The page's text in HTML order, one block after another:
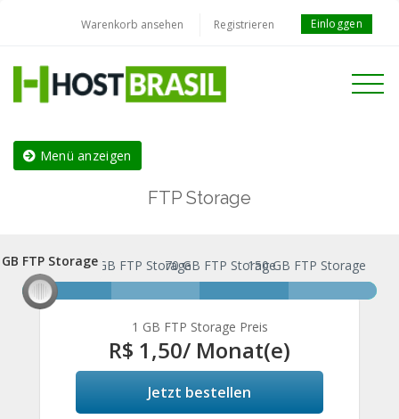
Warenkorb ansehen Registrieren Einloggen
Toggle
Menü anzeigen
FTP Storage
FTP Storage
GB FTP Storage30 GB FTP Storage70 GB FTP Storage150 GB FTP Storage
1 GB FTP Storage Preis
R$ 1,50/ Monat(e)
Jetzt bestellen